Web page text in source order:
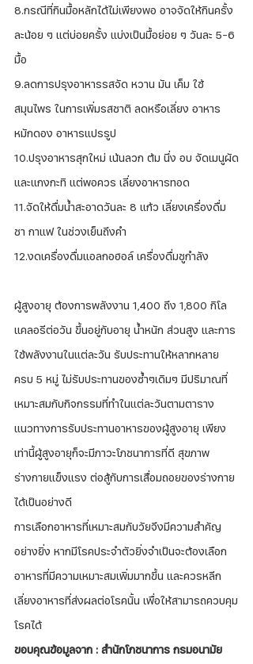
8.กรณีที่กินมื้อหลักได้ไม่เพียงพอ อาจจัดให้กินครั้ง
ละน้อย ๆ แต่บ่อยครั้ง แบ่งเป็นมื้อย่อย ๆ วันละ 5-6
มื้อ
9.ลดการปรุงอาหารรสจัด หวาน มัน เค็ม ใช้
สมุนไพร ในการเพิ่มรสชาติ ลดหรือเลี่ยง อาหาร
หมักดอง อาหารแปรรูป
10.ปรุงอาหารสุกใหม่ เน้นลวก ต้ม นึ่ง อบ จัดเมนูผัด
และแกงกะทิ แต่พอควร เลี่ยงอาหารทอด
11.จัดให้ดื่มน้ำสะอาดวันละ 8 แก้ว เลี่ยงเครื่องดื่ม
ชา กาแฟ ในช่วงเย็นถึงคำ
12.งดเครื่องดื่มแอลกอฮอล์ เครื่องดื่มชูกำลัง
ผู้สูงอายุ ต้องการพลังงาน 1,400 ถึง 1,800 กิโล
แคลอรีต่อวัน ขึ้นอยู่กับอายุ น้ำหนัก ส่วนสูง และการ
ใช้พลังงานในแต่ละวัน รับประทานให้หลากหลาย
ครบ 5 หมู่ ไม่รับประทานของซ้ำๆเดิมๆ มีปริมาณที่
เหมาะสมกับกิจกรรมที่ทำในแต่ละวันตามตาราง
แนวทางการรับประทานอาหารของผู้สูงอายุ เพียง
เท่านี้ผู้สูงอายุก็จะมีภาวะโภชนาการที่ดี สุขภาพ
ร่างกายแข็งแรง ต่อสู้กับการเสื่อมถอยของร่างกาย
ได้เป็นอย่างดี
การเลือกอาหารที่เหมาะสมกับวัยจึงมีความสำคัญ
อย่างยิ่ง หากมีโรคประจำตัวยิ่งจำเป็นจะต้องเลือก
อาหารที่มีความเหมาะสมเพิ่มมากขึ้น และควรหลีก
เลี่ยงอาหารที่ส่งผลต่อโรคนั้น เพื่อให้สามารถควบคุม
โรคได้
ขอบคุณข้อมูลจาก : สำนักโภชนาการ กรมอนามัย